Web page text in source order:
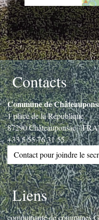
Contacts
Commune de
1 place de la République
87290 Châteauponsac -
+33 5 55 76 31 55
Contact pour joindre le
Liens
communauté de communes